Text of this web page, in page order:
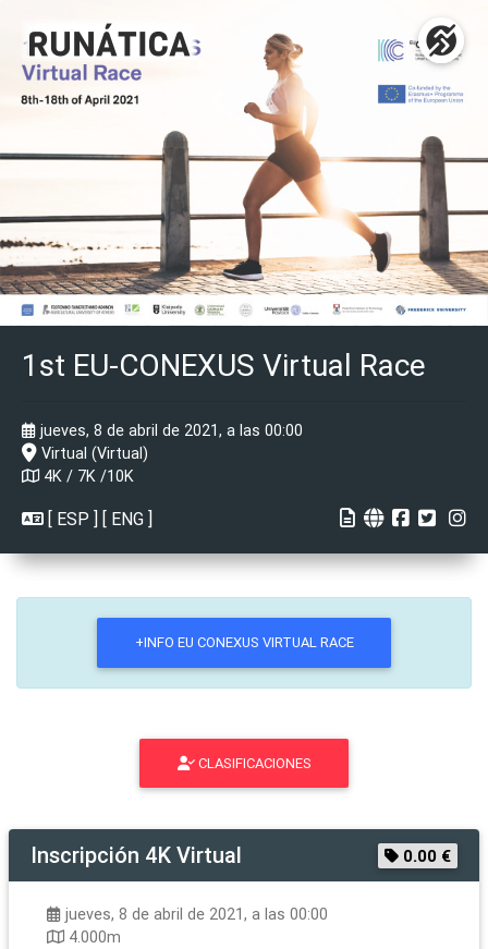
1st EU-CONEXUS Virtual Race
jueves, 8 de abril de 2021, a las 00:00
Virtual (Virtual)
4K / 7K /10K
[ ESP ] [ ENG ]
+INFO EU CONEXUS VIRTUAL RACE
CLASIFICACIONES
Inscripción 4K Virtual 0.00 €
jueves, 8 de abril de 2021, a las 00:00
4.000m